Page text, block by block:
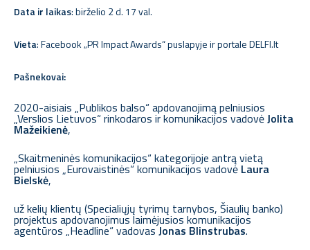
Data ir laikas: birželio 2 d. 17 val.
Vieta: Facebook „PR Impact Awards“ puslapyje ir portale DELFI.lt
Pašnekovai:
2020-aisiais „Publikos balso“ apdovanojimą pelniusios
„Verslios Lietuvos“ rinkodaros ir komunikacijos vadovėJolita
Mažeikienė,
„Skaitmeninės komunikacijos“ kategorijoje antrą vietą
pelniusios „Eurovaistinės“ komunikacijos vadovė Laura
Bielskė,
už kelių klientų (Specialiųjų tyrimų tarnybos, Šiaulių banko)
projektus apdovanojimus laimėjusios komunikacijos
agentūros „Headline“ vadovasJonas Blinstrubas.